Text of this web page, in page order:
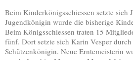
Beim Kinderkönigsschiessen setzte sich
Jugendkönigin wurde die bisherige
Beim Königsschiessen traten 15
fünf. Dort setzte sich Karin Vesper
Schützenkönigin. Neue Erntemeisterin